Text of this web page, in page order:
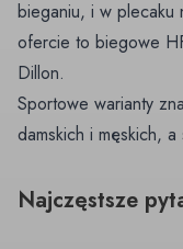
bieganiu, i w plecaku
ofercie to biegowe
Dillon.
Sportowe warianty
damskich i męskich, a
Najczęstsze